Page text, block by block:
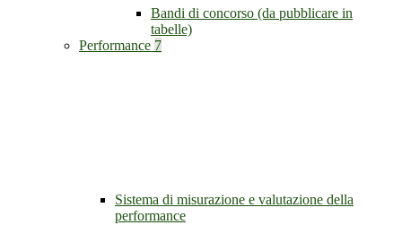
Bandi di concorso (da pubblicare in
tabelle)
Performance 7
Sistema di misurazione e valutazione della
performance